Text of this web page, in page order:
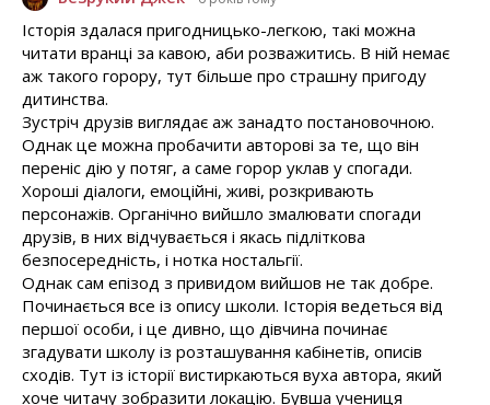
Історія здалася пригодницько-легкою, такі можна
читати вранці за кавою, аби розважитись. В ній немає
аж такого горору, тут більше про страшну пригоду
дитинства.
Зустріч друзів виглядає аж занадто постановочною.
Однак це можна пробачити авторові за те, що він
переніс дію у потяг, а саме горор уклав у спогади.
Хороші діалоги, емоційні, живі, розкривають
персонажів. Органічно вийшло змалювати спогади
друзів, в них відчувається і якась підліткова
безпосередність, і нотка ностальгії.
Однак сам епізод з привидом вийшов не так добре.
Починається все із опису школи. Історія ведеться від
першої особи, і це дивно, що дівчина починає
згадувати школу із розташування кабінетів, описів
сходів. Тут із історії вистиркаються вуха автора, який
хоче читачу зобразити локацію. Бувша учениця